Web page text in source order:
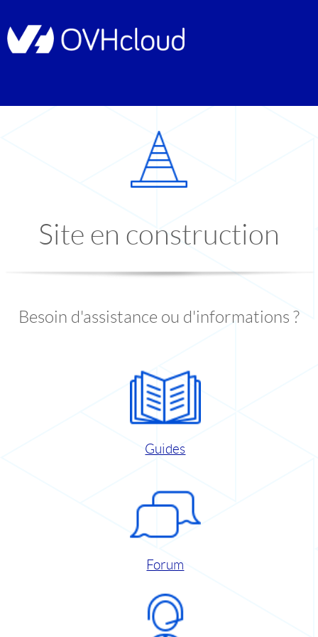
Site en construction
Besoin d'assistance ou d'informations ?
Guides
Forum